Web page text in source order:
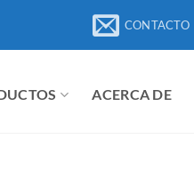
CONTACTO
ACERCA DE